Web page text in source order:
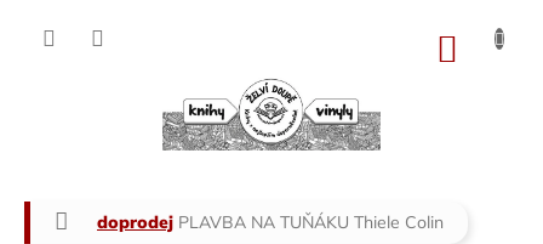
Domů
doprodej PLAVBA NA TUŇÁKU Thiele Colin